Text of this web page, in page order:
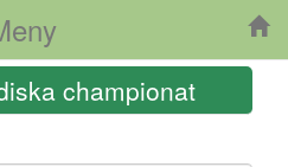
championat